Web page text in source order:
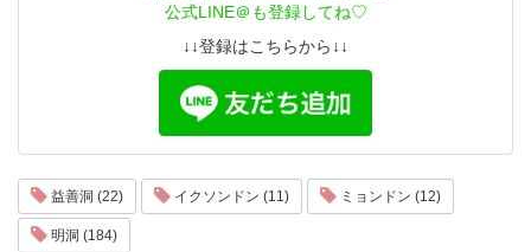
公式LINE＠も登録してね♡
↓↓登録はこちらから↓↓
益善洞 (22) イクソンドン (11) ミョンドン (12)
明洞 (184)